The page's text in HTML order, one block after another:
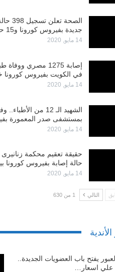
الصحة تعلن
جديدة بفيروس كورونا و15 حالة وفاة
14 مايو, 2020
إصابة 1275 مصري
في الكويت بفيروس كورونا
14 مايو, 2020
الشهيد الـ 12 من
بمستشفى صدر المعمورة
14 مايو, 2020
حقيقة تعقيم محكمة زنانيرى
حالة إصابة بفيروس كورونا
14 مايو, 2020
التالي 1 من 630
يفتح باب العضويات الجديدة..
اسعار…